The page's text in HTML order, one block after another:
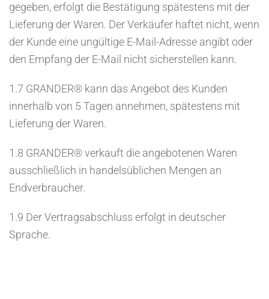
gegeben, erfolgt die Bestätigung spätestens mit der
Lieferung der Waren. Der Verkäufer haftet nicht, wenn
der Kunde eine ungültige E-Mail-Adresse angibt oder
den Empfang der E-Mail nicht sicherstellen kann.
1.7 GRANDER® kann das Angebot des Kunden
innerhalb von 5 Tagen annehmen, spätestens mit
Lieferung der Waren.
1.8 GRANDER® verkauft die angebotenen Waren
ausschließlich in handelsüblichen Mengen an
Endverbraucher.
1.9 Der Vertragsabschluss erfolgt in deutscher
Sprache.